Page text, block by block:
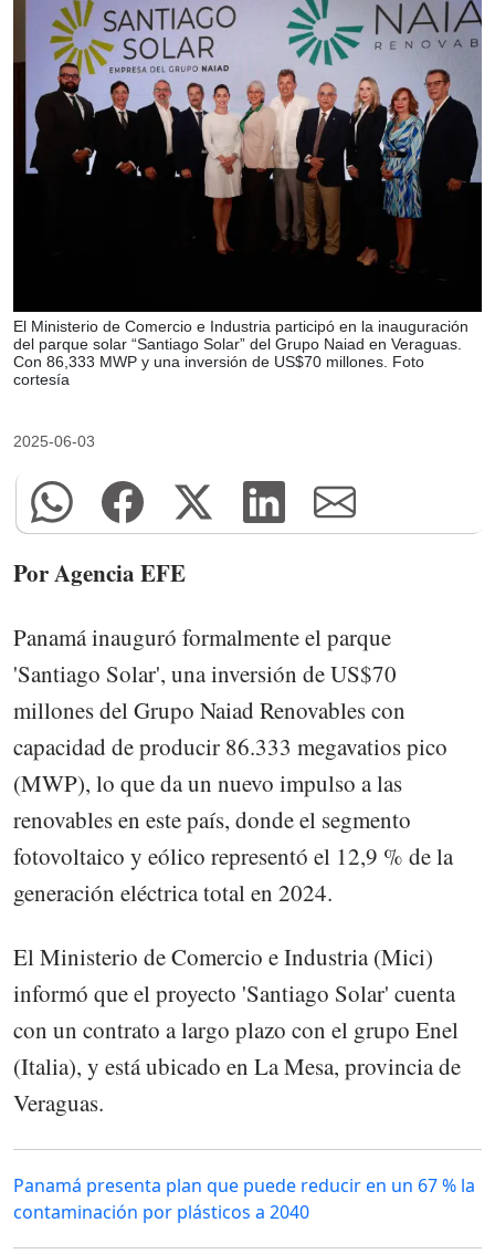
El Ministerio de Comercio e Industria participó en la inauguración
del parque solar “Santiago Solar” del Grupo Naiad en Veraguas.
Con 86,333 MWP y una inversión de US$70 millones. Foto
cortesía
2025-06-03
Por Agencia EFE
Panamá inauguró formalmente el parque
'Santiago Solar', una inversión de US$70
millones del Grupo Naiad Renovables con
capacidad de producir 86.333 megavatios pico
(MWP), lo que da un nuevo impulso a las
renovables en este país, donde el segmento
fotovoltaico y eólico representó el 12,9 % de la
generación eléctrica total en 2024.
El Ministerio de Comercio e Industria (Mici)
informó que el proyecto 'Santiago Solar' cuenta
con un contrato a largo plazo con el grupo Enel
(Italia), y está ubicado en La Mesa, provincia de
Veraguas.
Panamá presenta plan que puede reducir en un 67 % la
contaminación por plásticos a 2040